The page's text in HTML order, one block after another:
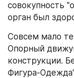
совокупность
орган был
Совсем мало
Опорный
конструкции.
Фигура-